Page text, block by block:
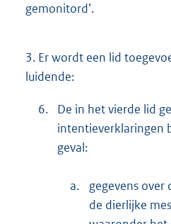
gemonitord’.
3. Er wordt een lid
luidende:
6.
De in het vierde lid
intentieverklaringen
geval:
a.
gegevens over
de dierlijke